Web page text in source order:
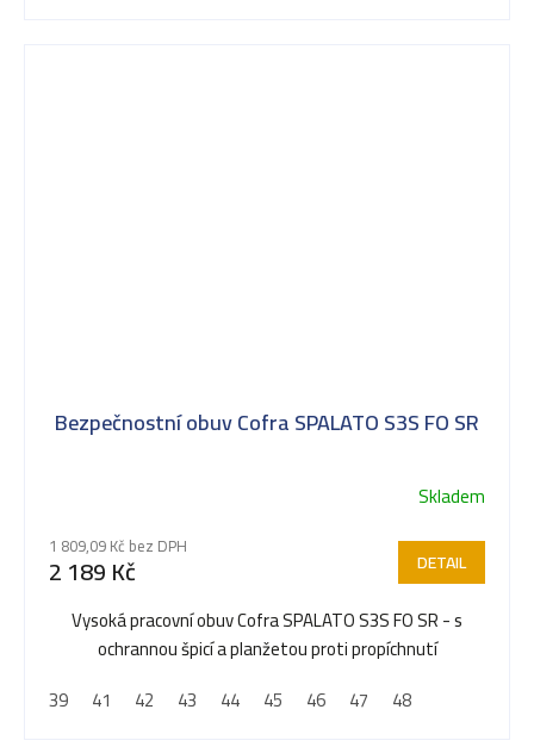
Bezpečnostní obuv Cofra SPALATO S3S FO SR
Skladem
1 809,09 Kč bez DPH
2 189 Kč DETAIL
Vysoká pracovní obuv Cofra SPALATO S3S FO SR - s
ochrannou špicí a planžetou proti propíchnutí
39
41 42 43 44 45 46 47 48